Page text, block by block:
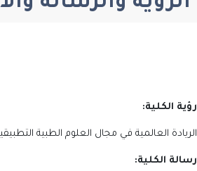
رؤية الكلية:
الريادة العالمية في مجال العلوم الطبية التطبيقية
رسالة الكلية: